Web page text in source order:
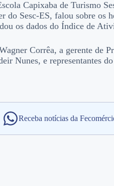
Capixaba de Turismo
Sesc-ES, falou sobre
os dados do Índice de
Corrêa, a gerente
Nunes, e representantes
Receba notícias da